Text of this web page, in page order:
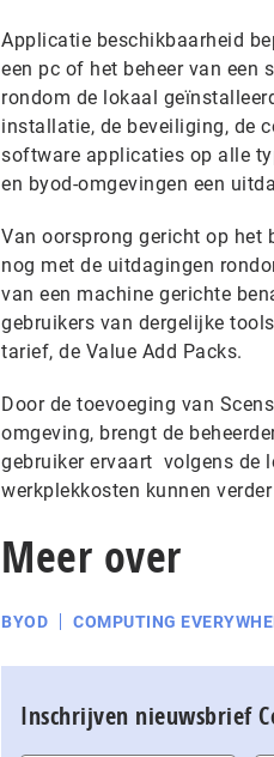
Applicatie beschikbaarheid
een pc of het beheer van een
rondom de lokaal
installatie, de beveiliging, de
software applicaties op alle
en byod-omgevingen een
Van oorsprong gericht op het
nog met de uitdagingen
van een machine gerichte
gebruikers van dergelijke
tarief, de Value Add Packs.
Door de toevoeging van
omgeving, brengt de
gebruiker ervaart volgens de
werkplekkosten kunnen
Meer over
BYOD COMPUTING
Inschrijven nieuwsbrief